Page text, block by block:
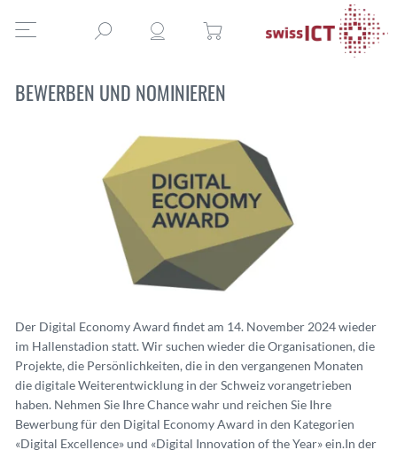
BEWERBEN UND NOMINIEREN
Der Digital Economy Award findet am 14. November 2024 wieder
im Hallenstadion statt. Wir suchen wieder die Organisationen, die
Projekte, die Persönlichkeiten, die in den vergangenen Monaten
die digitale Weiterentwicklung in der Schweiz vorangetrieben
haben. Nehmen Sie Ihre Chance wahr und reichen Sie Ihre
Bewerbung für den Digital Economy Award in den Kategorien
«Digital Excellence» und «Digital Innovation of the Year» ein.In der